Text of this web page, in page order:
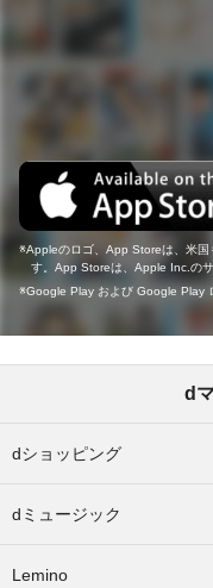
Appleのロゴ、App Storeは、米
す。App Storeは、Apple Inc.のサ
Google Play および Google Play
d
dショッピング
dミュージック
Lemino